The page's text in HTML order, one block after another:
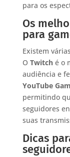
para os
Os
para
Existem
O Twitché o
audiência e
YouTube
permitindo
seguidores
suas
Dicas